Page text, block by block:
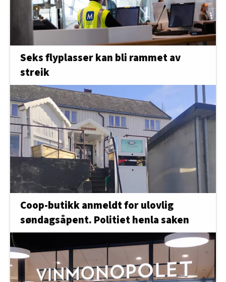
Seks flyplasser kan bli rammet av
streik
Coop-butikk anmeldt for ulovlig
søndagsåpent. Politiet henla saken